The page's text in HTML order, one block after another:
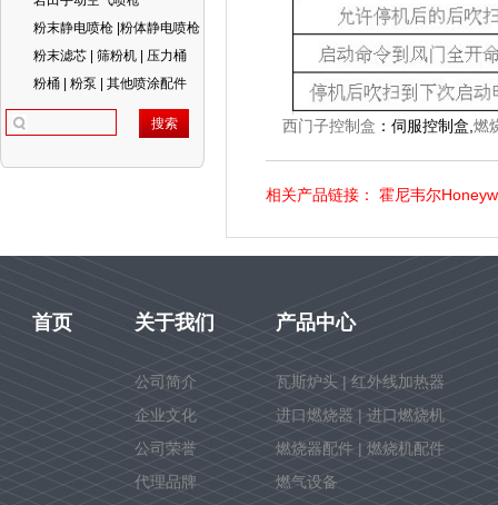
粉末静电喷枪 |粉体静电喷枪
粉末滤芯 | 筛粉机 | 压力桶
粉桶 | 粉泵 | 其他喷涂配件
西门子控制盒 ： 伺服控制盒 燃
相关产品链接： 霍尼韦尔
首页 关于我们
公司简介
企业文化
公司荣誉
代理品牌
产品中心
瓦斯炉头 | 红外线加热器
进口燃烧器 | 进口燃烧机
燃烧器配件 | 燃烧机配件
燃气设备